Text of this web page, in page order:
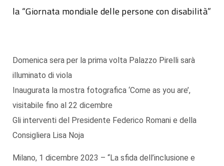
la “Giornata mondiale delle persone con disabilità”
Domenica sera per la prima volta Palazzo Pirelli sarà
illuminato di viola
Inaugurata la mostra fotografica ‘Come as you are’,
visitabile fino al 22 dicembre
Gli interventi del Presidente Federico Romani e della
Consigliera Lisa Noja
Milano, 1 dicembre 2023 – “La sfida dell’inclusione e